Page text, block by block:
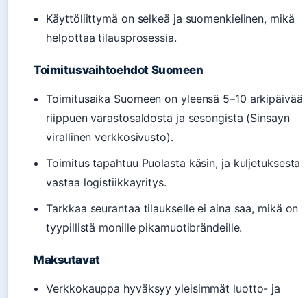
Käyttöliittymä on selkeä ja suomenkielinen, mikä
helpottaa tilausprosessia.
Toimitusvaihtoehdot Suomeen
Toimitusaika Suomeen on yleensä 5–10 arkipäivää
riippuen varastosaldosta ja sesongista (Sinsayn
virallinen verkkosivusto).
Toimitus tapahtuu Puolasta käsin, ja kuljetuksesta
vastaa logistiikkayritys.
Tarkkaa seurantaa tilaukselle ei aina saa, mikä on
tyypillistä monille pikamuotibrändeille.
Maksutavat
Verkkokauppa hyväksyy yleisimmät luotto- ja